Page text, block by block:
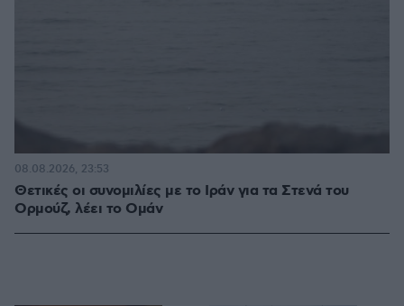
Θετικές οι συνομιλίες με το Ιράν για τα Στενά του
Ορμούζ, λέει το Ομάν
08.08.2026, 23:53